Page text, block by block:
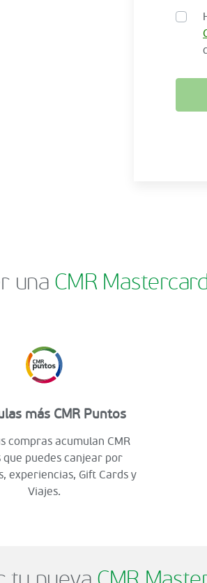
una CMR
más CMR Puntos
compras acumulan CMR
que puedes canjear por
experiencias, Gift Cards y
Viajes.